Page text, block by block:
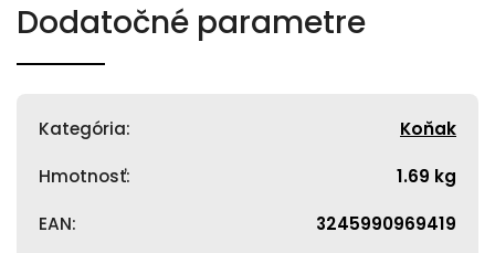
Dodatočné parametre
Kategória: Koňak
Hmotnosť: 1.69 kg
EAN: 3245990969419